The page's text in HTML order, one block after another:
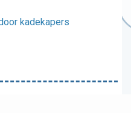
kadekapers